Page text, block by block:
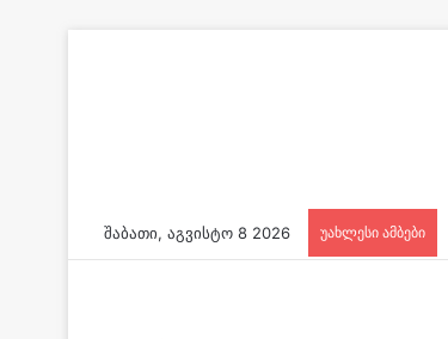
შაბათი, აგვისტო 8 2026 უახლესი ამბები